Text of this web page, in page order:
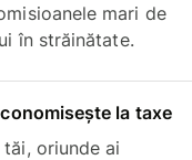
mari de
în străinătate.
la taxe
oriunde ai